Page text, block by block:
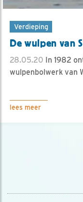
Verdieping
De wulpen van
28.05.20 In 1982
wulpenbolwerk van
lees meer